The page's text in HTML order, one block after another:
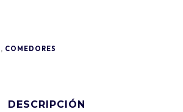
, COMEDORES